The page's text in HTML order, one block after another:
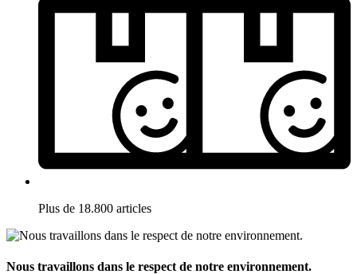
Plus de 18.800 articles
Nous travaillons dans le respect de notre environnement.